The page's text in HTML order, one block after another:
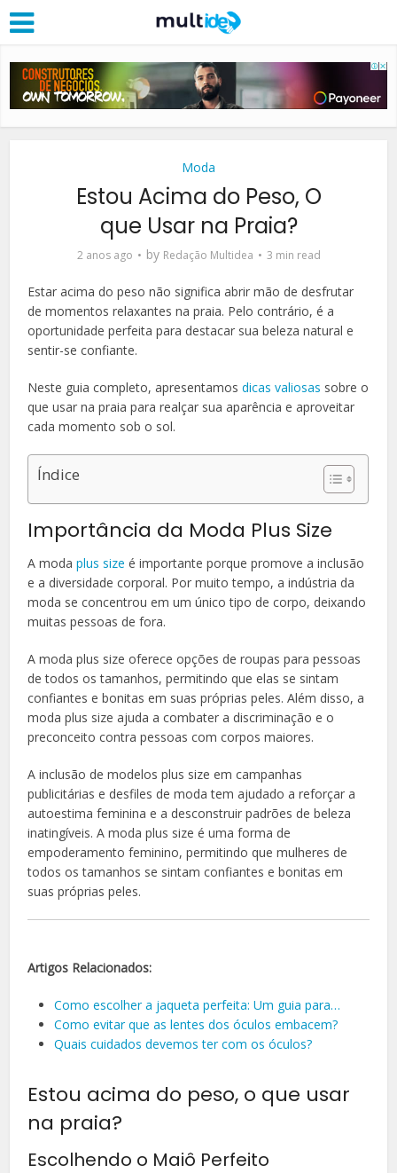
Moda
Estou Acima do Peso, O
que Usar na Praia?
2 anos ago by Redação Multidea 3 min read
Estar acima do peso não significa abrir mão de desfrutar
de momentos relaxantes na praia. Pelo contrário, é a
oportunidade perfeita para destacar sua beleza natural e
sentir-se confiante.
Neste guia completo, apresentamosdicas valiosas sobre o
que usar na praia para realçar sua aparência e aproveitar
cada momento sob o sol.
Índice
Importância da Moda Plus Size
A modaplus size é importante porque promove a inclusão
e a diversidade corporal. Por muito tempo, a indústria da
moda se concentrou em um único tipo de corpo, deixando
muitas pessoas de fora.
A moda plus size oferece opções de roupas para pessoas
de todos os tamanhos, permitindo que elas se sintam
confiantes e bonitas em suas próprias peles. Além disso, a
moda plus size ajuda a combater a discriminação e o
preconceito contra pessoas com corpos maiores.
A inclusão de modelos plus size em campanhas
publicitárias e desfiles de moda tem ajudado a reforçar a
autoestima feminina e a desconstruir padrões de beleza
inatingíveis. A moda plus size é uma forma de
empoderamento feminino, permitindo que mulheres de
todos os tamanhos se sintam confiantes e bonitas em
suas próprias peles.
Artigos Relacionados:
Como escolher a jaqueta perfeita: Um guia para…
Como evitar que as lentes dos óculos embacem?
Quais cuidados devemos ter com os óculos?
Estou acima do peso, o que usar
na praia?
Escolhendo o Maiô Perfeito